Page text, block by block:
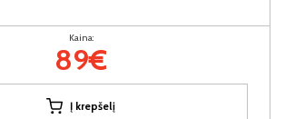
Kaina:
89€
Į krepšelį